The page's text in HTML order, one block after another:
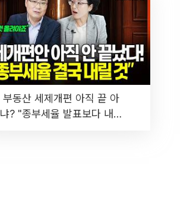
부동산 세제개편 아직 끝 아
냐? "종부세율 발표보다 내릴